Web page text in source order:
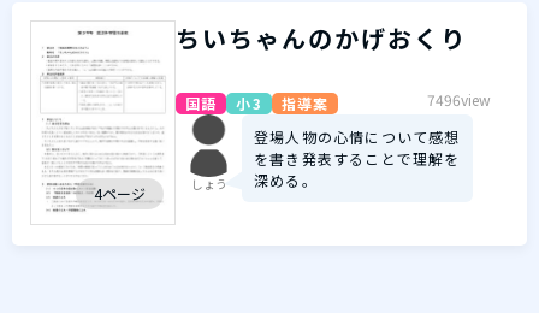
4ページ
ちいちゃんのかげおくり
国語 小3 指導案 7496view
しょう
登場人物の心情について感想
を書き発表することで理解を
深める。